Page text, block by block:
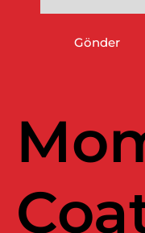
Gönder